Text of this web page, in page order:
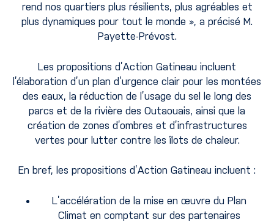
rend nos quartiers plus résilients, plus agréables et
plus dynamiques pour tout le monde », a précisé M.
Payette-Prévost.
Les propositions d’Action Gatineau incluent
l’élaboration d’un plan d’urgence clair pour les montées
des eaux, la réduction de l’usage du sel le long des
parcs et de la rivière des Outaouais, ainsi que la
création de zones d’ombres et d’infrastructures
vertes pour lutter contre les îlots de chaleur.
En bref, les propositions d’Action Gatineau incluent :
L’accélération de la mise en œuvre du Plan
Climat en comptant sur des partenaires